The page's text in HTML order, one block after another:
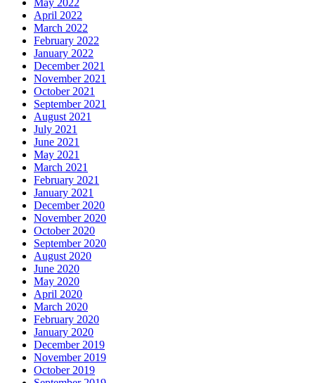
April 2022
March 2022
February 2022
January 2022
December 2021
November 2021
October 2021
September 2021
August 2021
July 2021
June 2021
May 2021
March 2021
February 2021
January 2021
December 2020
November 2020
October 2020
September 2020
August 2020
June 2020
May 2020
April 2020
March 2020
February 2020
January 2020
December 2019
November 2019
October 2019